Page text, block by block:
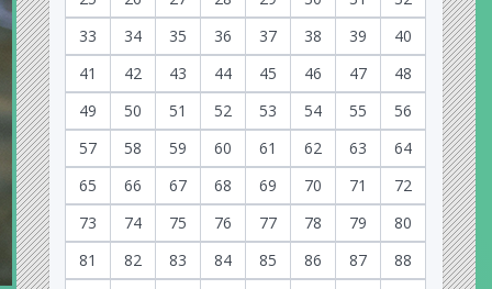
33
34 35 36 37 38 39
40
41
42 43 44 45 46 47
48
49
50 51 52 53 54 55
56
57
58 59 60 61 62 63
64
65
66 67 68 69 70 71
72
73
74 75 76 77 78 79
80
81
82 83 84 85 86 87
88